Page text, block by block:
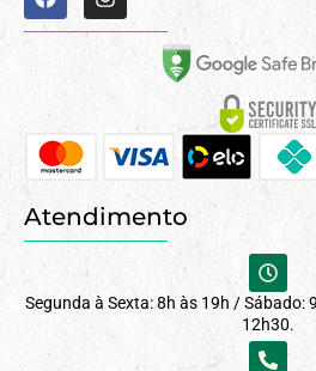
Atendimento
Segunda à Sexta: 8h às 19h / Sábado:
12h30.